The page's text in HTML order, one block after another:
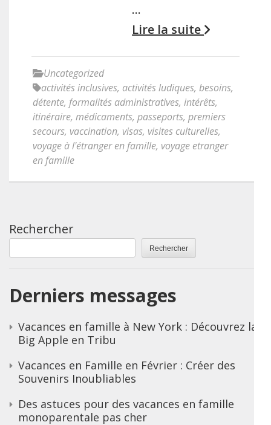
…
Lire la suite
Uncategorized
activités inclusives, activités ludiques, besoins,
détente, formalités administratives, intérêts,
itinéraire, médicaments, passeports, premiers
secours, vaccination, visas, visites culturelles,
voyage à l'étranger en famille, voyage etranger
en famille
Rechercher
Rechercher
Derniers messages
Vacances en famille à New York : Découvrez la
Big Apple en Tribu
Vacances en Famille en Février : Créer des
Souvenirs Inoubliables
Des astuces pour des vacances en famille
monoparentale pas cher